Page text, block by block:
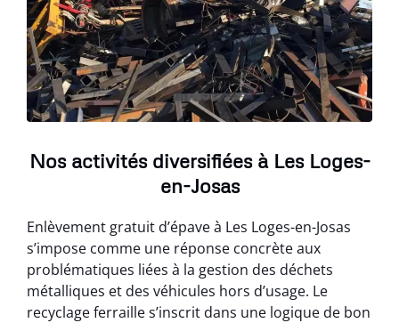
Nos activités diversifiées à Les Loges-
en-Josas
Enlèvement gratuit d’épave à Les Loges-en-Josas
s’impose comme une réponse concrète aux
problématiques liées à la gestion des déchets
métalliques et des véhicules hors d’usage. Le
recyclage ferraille s’inscrit dans une logique de bon